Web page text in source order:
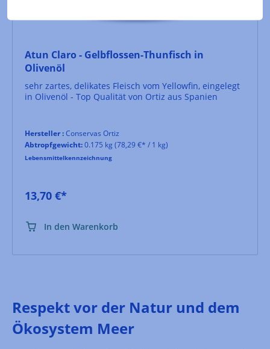
Atun Claro - Gelbflossen-Thunfisch in
Olivenöl
sehr zartes, delikates Fleisch vom Yellowfin, eingelegt
in Olivenöl - Top Qualität von Ortiz aus Spanien
Hersteller :Conservas Ortiz
Abtropfgewicht:0.175 kg (78,29 €* / 1 kg)
Lebensmittelkennzeichnung
13,70 €*
In den Warenkorb
Respekt vor der Natur und dem
Ökosystem Meer